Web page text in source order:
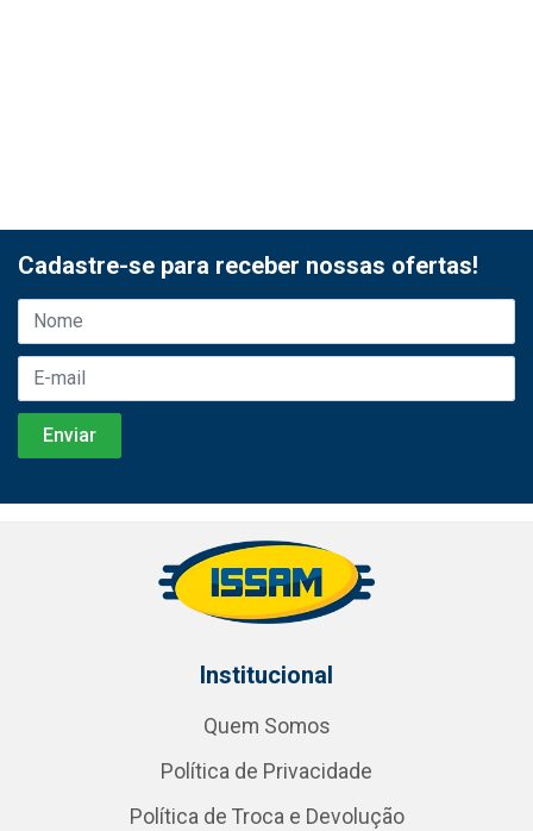
Cadastre-se para receber nossas ofertas!
Institucional
Quem Somos
Política de Privacidade
Política de Troca e Devolução